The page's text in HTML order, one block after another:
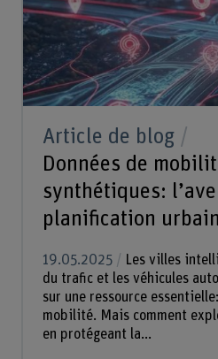
Article de blog
Données de
synthétiques:
planification
19.05.2025
Les villes
du trafic et les véhicules
sur une ressource
mobilité. Mais comment
en protégeant la...